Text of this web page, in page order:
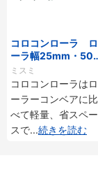
コロコンローラ ロ
ーラ幅25mm・50
mmタイプ
ミスミ
コロコンローラはロ
ーラーコンベアに比
べて軽量、省スペー
スで...続きを読む